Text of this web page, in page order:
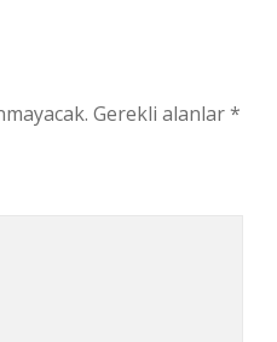
Gerekli alanlar*